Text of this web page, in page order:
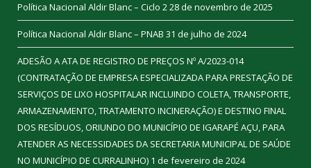
Política Nacional Aldir Blanc – Ciclo 228 de novembro de 2025
Política Nacional Aldir Blanc – PNAB 31 de julho de 2024
ADESÃO A ATA DE REGISTRO DE PREÇOS Nº A/2023-014
(CONTRATAÇÃO DE EMPRESA ESPECIALIZADA PARA PRESTAÇÃO DE
SERVIÇOS DE LIXO HOSPITALAR INCLUINDO COLETA, TRANSPORTE,
ARMAZENAMENTO, TRATAMENTO INCINERAÇÃO) E DESTINO FINAL
DOS RESÍDUOS, ORIUNDO DO MUNICÍPIO DE IGARAPÉ AÇU, PARA
ATENDER AS NECESSIDADES DA SECRETARIA MUNICIPAL DE SAÚDE
NO MUNICÍPIO DE CURRALINHO) 1 de fevereiro de 2024